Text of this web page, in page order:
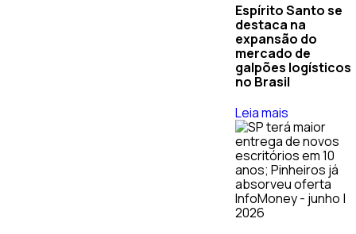
Espírito Santo se
destaca na
expansão do
mercado de
galpões logísticos
no Brasil
Leia mais
InfoMoney - junho |
2026